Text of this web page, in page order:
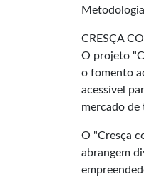
CRESÇA
O projeto
o fomento
acessível
mercado de
O "Cresça
abrangem